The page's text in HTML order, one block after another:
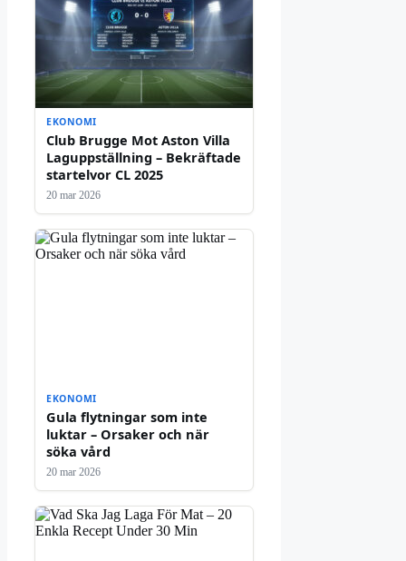
EKONOMI
Club Brugge Mot Aston Villa
Laguppställning – Bekräftade
startelvor CL 2025
20 mar 2026
EKONOMI
Gula flytningar som inte
luktar – Orsaker och när
söka vård
20 mar 2026